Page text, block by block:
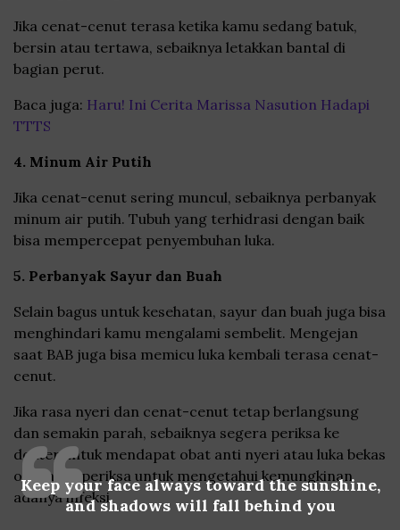
Keep your face always toward the sunshine,
and shadows will fall behind you
Jika cenat-cenut terasa ketika kamu sedang batuk,
bersin atau tertawa, sebaiknya letakkan bantal di
bagian perut.
Baca juga: Haru! Ini Cerita Marissa Nasution Hadapi
TTTS
4. Minum Air Putih
Jika cenat-cenut sering muncul, sebaiknya perbanyak
minum air putih. Tubuh yang terhidrasi dengan baik
bisa mempercepat penyembuhan luka.
5. Perbanyak Sayur dan Buah
Selain bagus untuk kesehatan, sayur dan buah juga bisa
menghindari kamu mengalami sembelit. Mengejan
saat BAB juga bisa memicu luka kembali terasa cenat-
cenut.
Jika rasa nyeri dan cenat-cenut tetap berlangsung
dan semakin parah, sebaiknya segera periksa ke
dokter untuk mendapat obat anti nyeri atau luka bekas
oeprasi diperiksa untuk mengetahui kemungkinan
adanya infeksi.